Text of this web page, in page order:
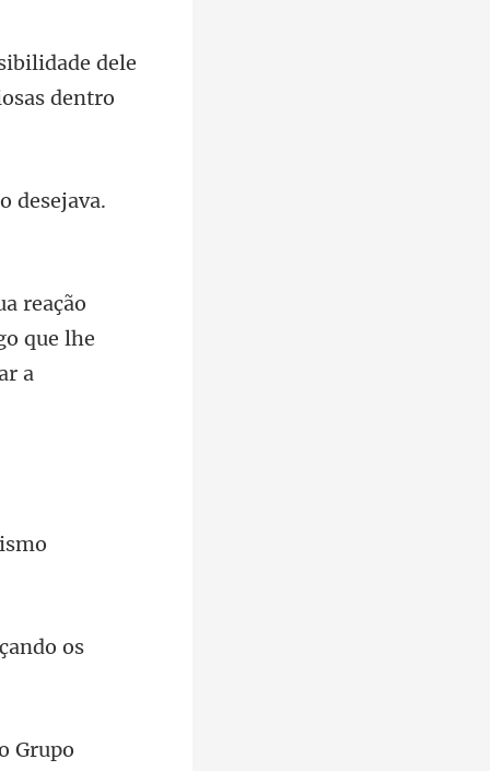
dele
de
que lhe
os